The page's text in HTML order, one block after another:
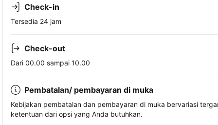
Check-in
Tersedia 24 jam
Check-out
Dari 00.00 sampai 10.00
Pembatalan/ pembayaran di muka
Kebijakan pembatalan dan pembayaran di muka bervariasi
ketentuan dari opsi yang Anda butuhkan.